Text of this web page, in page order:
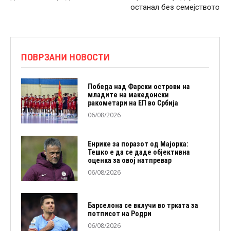
останал без семејството
ПОВРЗАНИ НОВОСТИ
Победа над Фарски острови на
младите на македонски
ракометари на ЕП во Србија
06/08/2026
Енрике за поразот од Мајорка:
Тешко е да се даде објективна
оценка за овој натпревар
06/08/2026
Барселона се вклучи во трката за
потписот на Родри
06/08/2026